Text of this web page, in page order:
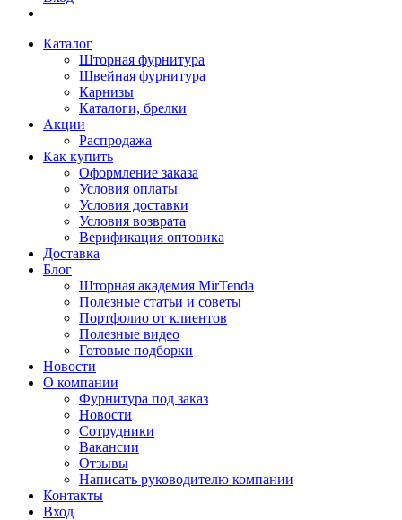
Каталог
Шторная фурнитура
Швейная фурнитура
Карнизы
Каталоги, брелки
Акции
Распродажа
Как купить
Оформление заказа
Условия оплаты
Условия доставки
Условия возврата
Верификация оптовика
Доставка
Блог
Шторная академия MirTenda
Полезные статьи и советы
Портфолио от клиентов
Полезные видео
Готовые подборки
Новости
О компании
Фурнитура под заказ
Новости
Сотрудники
Вакансии
Отзывы
Написать руководителю компании
Контакты
Вход